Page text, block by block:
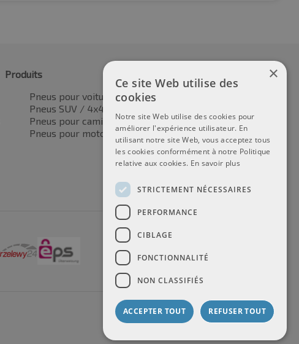
Produits
Pneus pour voitures
Pneus SUV / 4x4
Pneus pour camionnettes
Pneus pour motos
×
Ce site Web utilise des
cookies
Notre site Web utilise des cookies pour
améliorer l'expérience utilisateur. En
utilisant notre site Web, vous acceptez tous
les cookies conformément à notre Politique
relative aux cookies. En savoir plus
STRICTEMENT NÉCESSAIRES
PERFORMANCE
CIBLAGE
FONCTIONNALITÉ
NON CLASSIFIÉS
ACCEPTER TOUT REFUSER TOUT